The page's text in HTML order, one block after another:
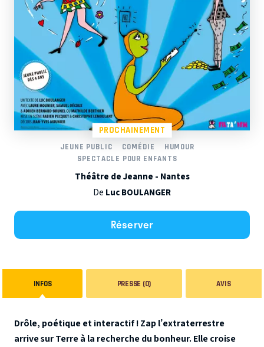
PROCHAINEMENT
JEUNE PUBLIC COMÉDIE
HUMOUR
SPECTACLE POUR ENFANTS
Théâtre de Jeanne - Nantes
De Luc BOULANGER
Réserver
INFOS PRESSE (0) AVIS
Drôle, poétique et interactif ! Zap l’extraterrestre
arrive sur Terre à la recherche du bonheur. Elle croise